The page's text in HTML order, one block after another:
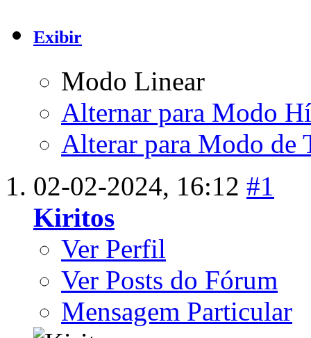
Exibir
Modo Linear
Alternar para Modo
Alterar para Modo de
02-02-2024, 16:12 #1
Kiritos
Ver Perfil
Ver Posts do Fórum
Mensagem Particular